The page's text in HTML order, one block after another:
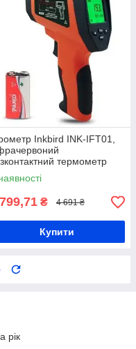
Inkbird INK-IFT01,
термометр
~ 550°C, лазерний
для кухні та
₴ 4 691 ₴
Купити
рік